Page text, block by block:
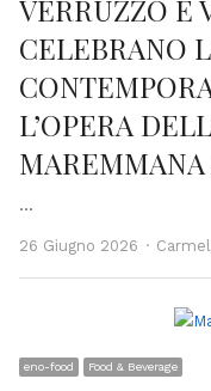
VERRUZZO E
CELEBRANO
L’OPERA
…
26 Giugno 2026 Author
eno-food Food & Beverage